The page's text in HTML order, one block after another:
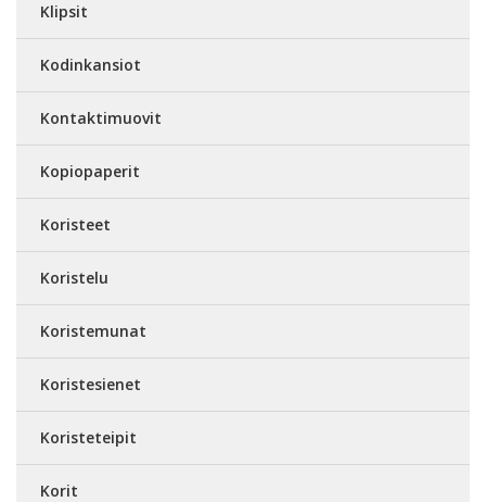
Klipsit
Kodinkansiot
Kontaktimuovit
Kopiopaperit
Koristeet
Koristelu
Koristemunat
Koristesienet
Koristeteipit
Korit